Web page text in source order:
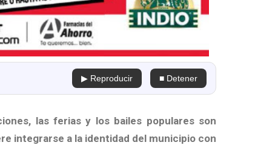
▶ Reproducir ■ Detener
las ferias y los bailes populares son
integrarse a la identidad del municipio con